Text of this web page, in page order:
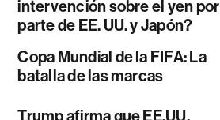
intervención sobre el yen por
parte de EE. UU. y Japón?
Copa Mundial de la FIFA: La
batalla de las marcas
Trump afirma que EE.UU.